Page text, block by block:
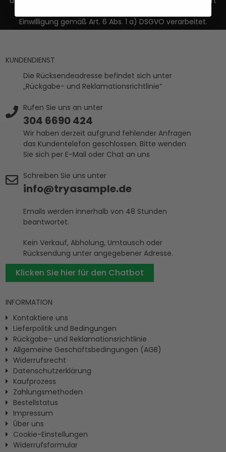
Einwilligung gemäß Art. 6 Abs. 1 a) DSGVO verarbeitet.
KUNDENDIENST
Die Rücksendeadresse befindet sich unter
„Rückgabe- und Reklamationsrichtlinie“
Rufen Sie uns an unter
304 6690 424
Wir haben derzeit aufgrund fehlender Anfragen
das Kundentelefon geschlossen. Bitte wenden
Sie sich per E-Mail oder Chat an uns
Schreiben Sie uns unter
info@tryasample.de
Emails werden innerhalb von 48 Stunden
beantwortet.
Kein Verkauf, Abholung, Umtausch oder
Rücksendung unter angegebener Adresse.
Klicken Sie hier für den Chatbot
INFORMATION
Kontaktiere uns
Lieferpolitik und Bedingungen
Rückgabe- und Reklamationsrichtlinie
Allgemeine Geschäftsbedingungen (AGB)
Widerrufsrecht
Datenschutzerklärung
Kaufprozess
Zahlungsmethoden
Bestellstatus
Impressum
Ûber uns
Cookie-Einstellungen
Widerrufsformular